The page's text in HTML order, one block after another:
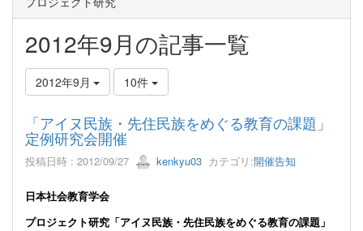
2012年9月の記事一覧
2012年9月 10件
「アイヌ民族・先住民族をめぐる教育の課題」
定例研究会開催
投稿日時 : 2012/09/27 kenkyu03 カテゴリ:開催告知
日本社会教育学会
プロジェクト研究「アイヌ民族・先住民族をめぐる教育の課題」